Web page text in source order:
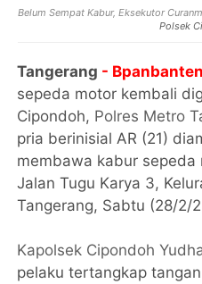
Belum Sempat Kabur, Eksekutor
Polsek
Tangerang -
sepeda motor kembali
Cipondoh, Polres Metro
pria berinisial AR (21)
membawa kabur sepeda
Jalan Tugu Karya 3,
Tangerang, Sabtu (28/2/
Kapolsek Cipondoh
pelaku tertangkap